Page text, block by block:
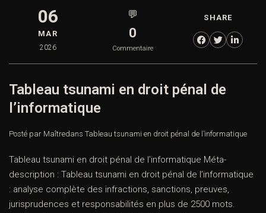
06
MAR
2026
💬
0
Commentaire
SHARE
Tableau tsunami en droit pénal de
l’informatique
Posté par Maîtredans Tableau tsunami en droit pénal de l’informatique
Tableau tsunami en droit pénal de l’informatique Méta-
description : Tableau tsunami en droit pénal de l’informatique
: analyse complète des infractions, sanctions, preuves,
jurisprudences et responsabilités en plus de 2500 mots.